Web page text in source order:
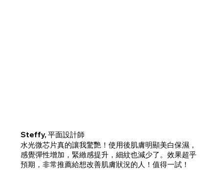
Steffy, 平面設計師
水光微芯片真的讓我驚艷！使用後肌膚明顯美白保濕，
感覺彈性增加，緊緻感提升，細紋也減少了。效果超乎
預期，非常推薦給想改善肌膚狀況的人！值得一試！